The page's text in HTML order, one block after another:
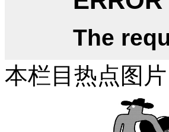
本栏目热点图片